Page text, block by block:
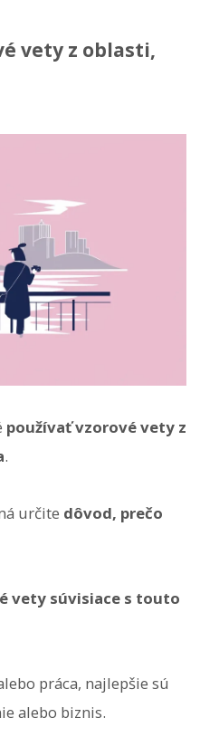
vety z oblasti,
používať vzorové vety z
.
určite dôvod, prečo
vety súvisiace s touto
práca, najlepšie sú
alebo biznis.